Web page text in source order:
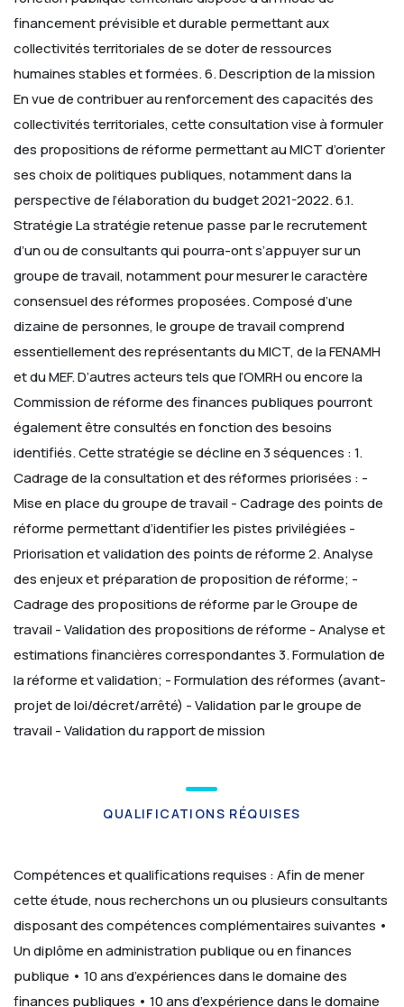
financement prévisible et durable permettant aux
collectivités territoriales de se doter de ressources
humaines stables et formées.6. Description de la mission
En vue de contribuer au renforcement des capacités des
collectivités territoriales, cette consultation vise à formuler
des propositions de réforme permettant au MICT d’orienter
ses choix de politiques publiques, notamment dans la
perspective de l’élaboration du budget 2021-2022.6.1.
StratégieLa stratégie retenue passe par le recrutement
d’un ou de consultants qui pourra-ont s’appuyer sur un
groupe de travail, notamment pour mesurer le caractère
consensuel des réformes proposées.Composé d’une
dizaine de personnes, le groupe de travail comprend
essentiellement des représentants du MICT, de la FENAMH
et du MEF. D’autres acteurs tels que l’OMRH ou encore la
Commission de réforme des finances publiques pourront
également être consultés en fonction des besoins
identifiés.Cette stratégie se décline en 3 séquences :1.
Cadrage de la consultation et des réformes priorisées : -
Mise en place du groupe de travail- Cadrage des points de
réforme permettant d’identifier les pistes privilégiées -
Priorisation et validation des points de réforme2. Analyse
des enjeux et préparation de proposition de réforme; -
Cadrage des propositions de réforme par le Groupe de
travail- Validation des propositions de réforme - Analyse et
estimations financières correspondantes3. Formulation de
la réforme et validation; - Formulation des réformes (avant-
projet de loi/décret/arrêté) - Validation par le groupe de
travail- Validation du rapport de mission
QUALIFICATIONS RÉQUISES
Compétences et qualifications requises :Afin de mener
cette étude, nous recherchons un ou plusieurs consultants
disposant des compétences complémentaires suivantes •
Un diplôme en administration publique ou en finances
publique • 10 ans d’expériences dans le domaine des
finances publiques • 10 ans d’expérience dans le domaine